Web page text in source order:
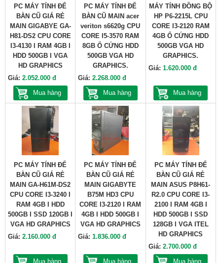
PC MÁY TÍNH ĐỂ
BÀN CŨ GIÁ RẺ
MAIN GIGABYE GA-
H81-DS2 CPU CORE
I3-4130 I RAM 4GB I
HDD 500GB I VGA
HD GRAPHICS
Giá: 2.052.000 đ
Mua hàng
PC MÁY TÍNH ĐỂ
BÀN CŨ MAIN acer
veriton s6620g CPU
CORE I5-3570 RAM
8GB Ổ CỨNG HDD
500GB VGA HD
GRAPHICS.
Giá:2.268.000 đ
Mua hàng
MÁY TÍNH ĐỒNG BỘ
HP P6-2215L CPU
CORE I3-2120 RAM
4GB Ổ CỨNG HDD
500GB VGA HD
GRAPHICS.
Giá: 1.620.000 đ
Mua hàng
PC MÁY TÍNH ĐỂ
BÀN CŨ GIÁ RẺ
MAIN GA-H61M-DS2
CPU CORE I3-3240 I
RAM 4GB I HDD
500GB I SSD 120GB I
VGA HD GRAPHICS
Giá: 2.160.000 đ
Mua hàng
PC MÁY TÍNH ĐỂ
BÀN CŨ GIÁ RẺ
MAIN GIGABYTE
B75M HD3 CPU
CORE I3-2120 I RAM
4GB I HDD 500GB I
VGA HD GRAPHICS
Giá:1.836.000 đ
Mua hàng
PC MÁY TÍNH ĐỂ
BÀN CŨ GIÁ RẺ
MAIN ASUS P8H61-
R2.0 CPU CORE I3-
2100 I RAM 4GB I
HDD 500GB I SSD
128GB I VGA ITEL
HD GRAPHICS
Giá: 2.700.000 đ
Mua hàng